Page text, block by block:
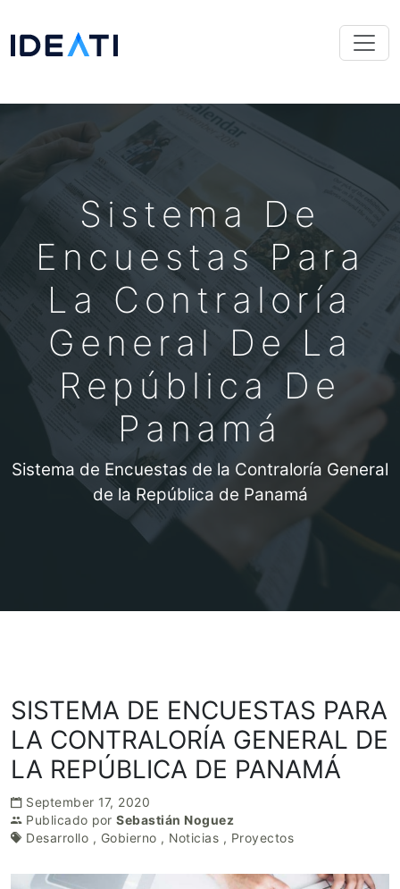
Sistema De
Encuestas Para
La Contraloría
General De La
República De
Panamá
Sistema de Encuestas de la Contraloría General
de la República de Panamá
SISTEMA DE ENCUESTAS PARA
LA CONTRALORÍA GENERAL DE
LA REPÚBLICA DE PANAMÁ
September 17, 2020
Publicado por Sebastián Noguez
Desarrollo , Gobierno , Noticias , Proyectos